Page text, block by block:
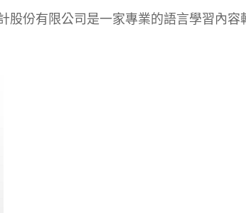
股份有限公司是一家專業的語言學習內容